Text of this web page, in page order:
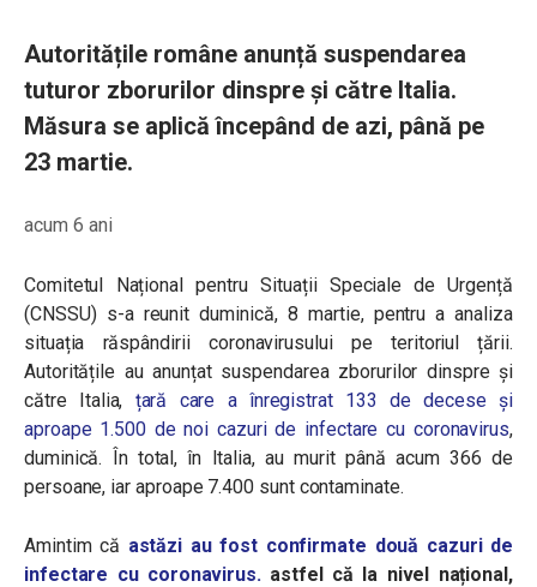
Autoritățile române anunță suspendarea
tuturor zborurilor dinspre și către Italia.
Măsura se aplică începând de azi, până pe
23 martie.
acum 6 ani
Comitetul Național pentru Situații Speciale de Urgență
(CNSSU) s-a reunit duminică, 8 martie, pentru a analiza
situația răspândirii coronavirusului pe teritoriul țării.
Autoritățile au anunțat suspendarea zborurilor dinspre și
către Italia, țară care a înregistrat 133 de decese și
aproape 1.500 de noi cazuri de infectare cu coronavirus,
duminică. În total, în Italia, au murit până acum 366 de
persoane, iar aproape 7.400 sunt contaminate.
Amintim că astăzi au fost confirmate două cazuri de
infectare cu coronavirus. astfel că la nivel național,